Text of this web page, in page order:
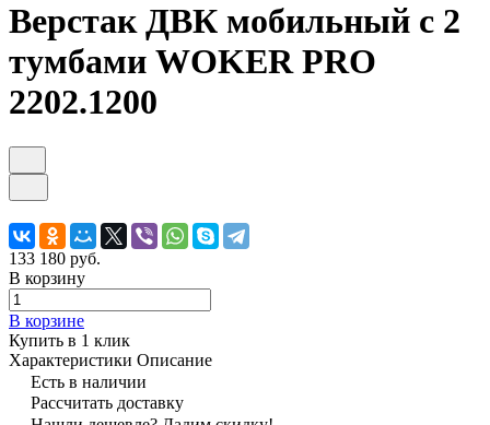
Верстак ДВК мобильный с 2
тумбами WOKER PRO
2202.1200
133 180 руб.
В корзину
В корзине
Купить в 1 клик
Характеристики Описание
Есть в наличии
Рассчитать доставку